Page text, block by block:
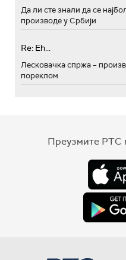
Да ли сте знали да се
производе у Србији
Re: Eh...
Лесковачка спржа –
пореклом
Преузмите РТС